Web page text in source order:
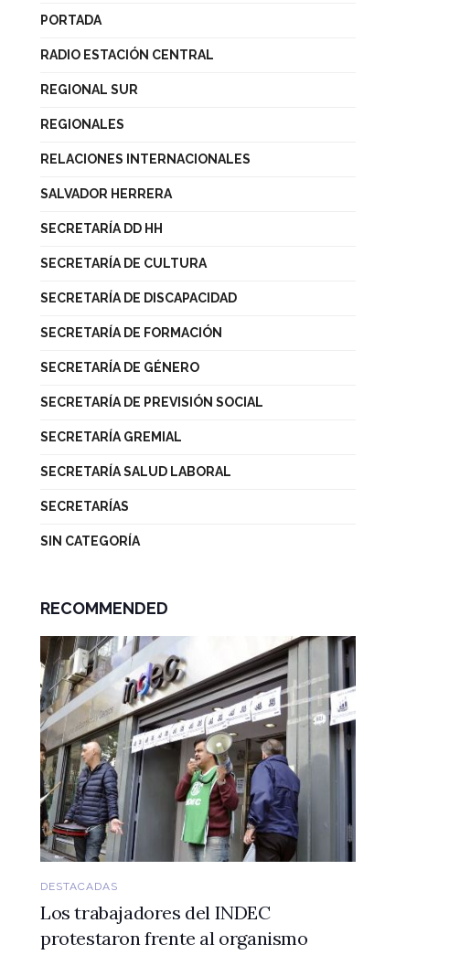
PORTADA
RADIO ESTACIÓN CENTRAL
REGIONAL SUR
REGIONALES
RELACIONES INTERNACIONALES
SALVADOR HERRERA
SECRETARÍA DD HH
SECRETARÍA DE CULTURA
SECRETARÍA DE DISCAPACIDAD
SECRETARÍA DE FORMACIÓN
SECRETARÍA DE GÉNERO
SECRETARÍA DE PREVISIÓN SOCIAL
SECRETARÍA GREMIAL
SECRETARÍA SALUD LABORAL
SECRETARÍAS
SIN CATEGORÍA
RECOMMENDED
DESTACADAS
Los trabajadores del INDEC
protestaron frente al organismo